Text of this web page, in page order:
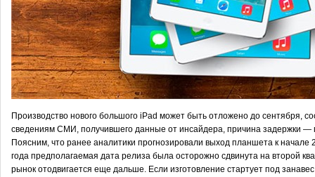
Производство нового большого iPad может быть отложено до сентября,
сведениям СМИ, получившего данные от инсайдера, причина задержки —
Поясним, что ранее аналитики прогнозировали выход планшета к начале
года предполагаемая дата релиза была осторожно сдвинута на второй
рынок отодвигается еще дальше. Если изготовление стартует под